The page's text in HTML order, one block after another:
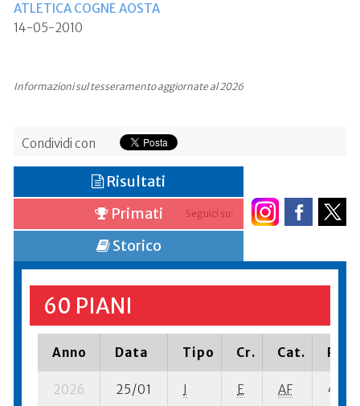
ATLETICA COGNE AOSTA
14-05-2010
Informazioni sul tesseramento aggiornate al 2026
Condividi con
Seguici su:
Risultati
Primati
Storico
60 PIANI
Anno Data Tipo Cr. Cat.
2026 25/01 I E AF 4